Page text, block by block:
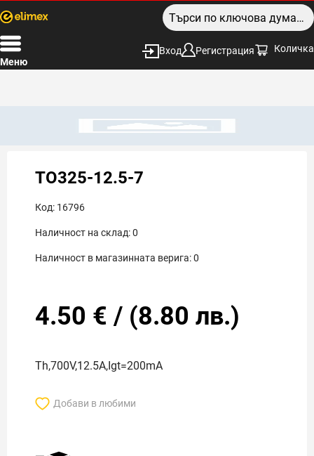
Меню
Вход Регистрация Количка
TO325-12.5-7
Код: 16796
Наличност на склад:0
Наличност в магазинната верига:0
4.50 € / (8.80 лв.)
Th,700V,12.5A,Igt=200mA
Добави в любими